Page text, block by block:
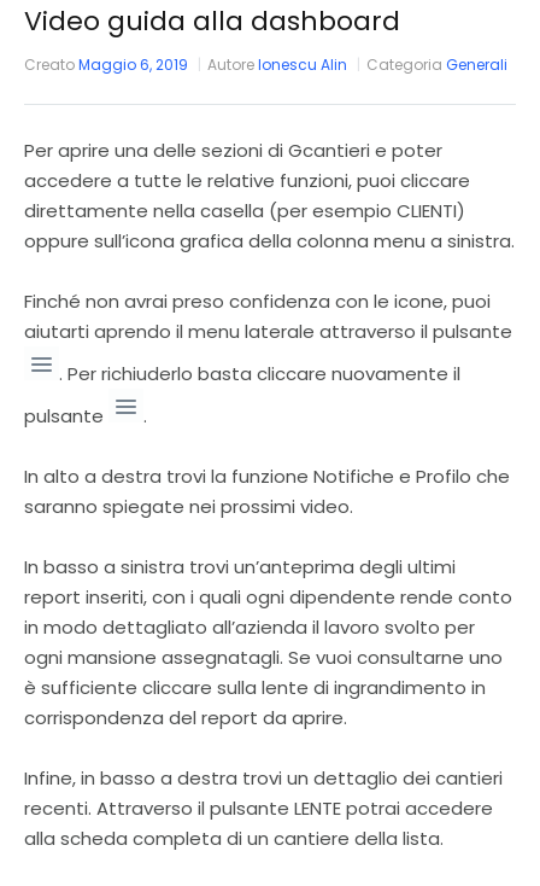
Video guida alla dashboard
CreatoMaggio 6, 2019 AutoreIonescu Alin Categoria Generali
Per aprire una delle sezioni di Gcantieri e poter
accedere a tutte le relative funzioni, puoi cliccare
direttamente nella casella (per esempio CLIENTI)
oppure sull’icona grafica della colonna menu a sinistra.
Finché non avrai preso confidenza con le icone, puoi
aiutarti aprendo il menu laterale attraverso il pulsante
. Per richiuderlo basta cliccare nuovamente il
pulsante
.
In alto a destra trovi la funzione Notifiche e Profilo che
saranno spiegate nei prossimi video.
In basso a sinistra trovi un’anteprima degli ultimi
report inseriti, con i quali ogni dipendente rende conto
in modo dettagliato all’azienda il lavoro svolto per
ogni mansione assegnatagli. Se vuoi consultarne uno
è sufficiente cliccare sulla lente di ingrandimento in
corrispondenza del report da aprire.
Infine, in basso a destra trovi un dettaglio dei cantieri
recenti. Attraverso il pulsante LENTE potrai accedere
alla scheda completa di un cantiere della lista.